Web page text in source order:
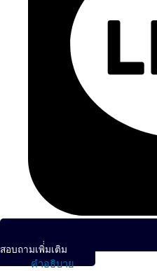
สอบถามเพิ่่มเติม
คำอธิบาย